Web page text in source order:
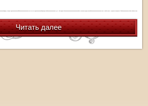
Читать далее